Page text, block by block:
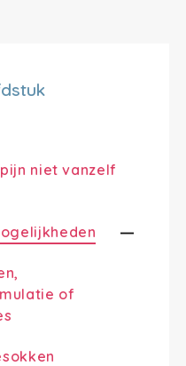
niet vanzelf
of